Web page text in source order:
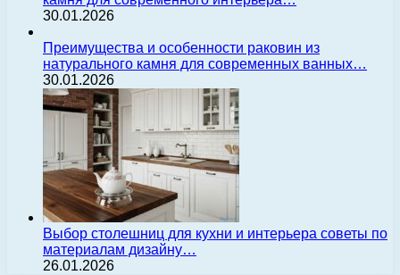
30.01.2026
Преимущества и особенности раковин из
натурального камня для современных ванных…
30.01.2026
Выбор столешниц для кухни и интерьера советы по
материалам дизайну…
26.01.2026